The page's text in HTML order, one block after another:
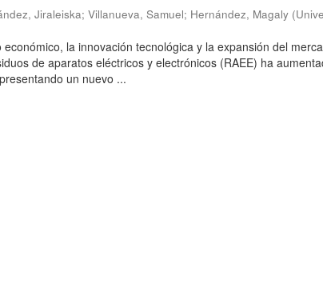
Jiraleiska;Villanueva, Samuel; Hernández, Magaly (
económico, la innovación tecnológica y la expansión del
de aparatos eléctricos y electrónicos (RAEE) ha
un nuevo ...